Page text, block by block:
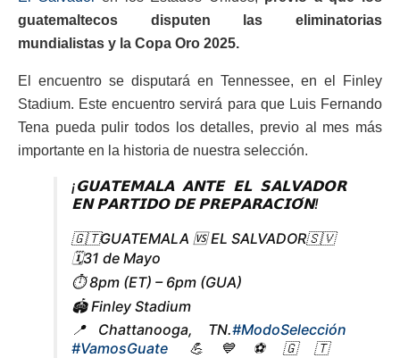
guatemaltecos disputen las eliminatorias
mundialistas y la Copa Oro 2025.
El encuentro se disputará en Tennessee, en el Finley
Stadium. Este encuentro servirá para que Luis Fernando
Tena pueda pulir todos los detalles, previo al mes más
importante en la historia de nuestra selección.
¡𝗚𝗨𝗔𝗧𝗘𝗠𝗔𝗟𝗔 𝗔𝗡𝗧𝗘 𝗘𝗟 𝗦𝗔𝗟𝗩𝗔𝗗𝗢𝗥
𝗘𝗡 𝗣𝗔𝗥𝗧𝗜𝗗𝗢 𝗗𝗘 𝗣𝗥𝗘𝗣𝗔𝗥𝗔𝗖𝗜𝗢́𝗡!
🇬🇹GUATEMALA 🆚 EL SALVADOR🇸🇻
🗓31 de Mayo
⏱️ 8pm (ET) – 6pm (GUA)
🏟 Finley Stadium
📍Chattanooga, TN.#ModoSelección
#VamosGuate 💪💙⚽️🇬🇹